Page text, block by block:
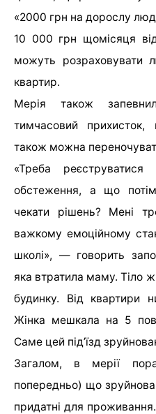
«2000 грн на дорослу
10 000 грн щомісяця
можуть розраховувати
квартир.
Мерія також
тимчасовий
також можна
«Треба
обстеження, а що
чекати рішень? Мені
важкому емоційному
школі», — говорить
яка втратила маму. Тіло
будинку. Від квартири
Жінка мешкала на 5
Саме цей під’їзд
Загалом, в мерії
попередньо) що
придатні для